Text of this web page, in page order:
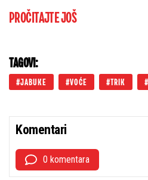
PROČITAJTE JOŠ
TAGOVI:
JABUKE VOĆE TRIK
Komentari
0 komentara